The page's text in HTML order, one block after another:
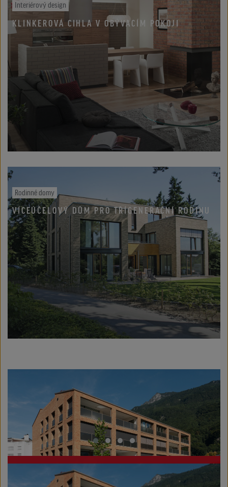
Interiérový design
KLINKEROVÁ CIHLA V OBÝVACÍM POKOJI
Rodinné domy
VÍCEÚČELOVÝ DŮM PRO TŘÍGENERAČNÍ RODINU